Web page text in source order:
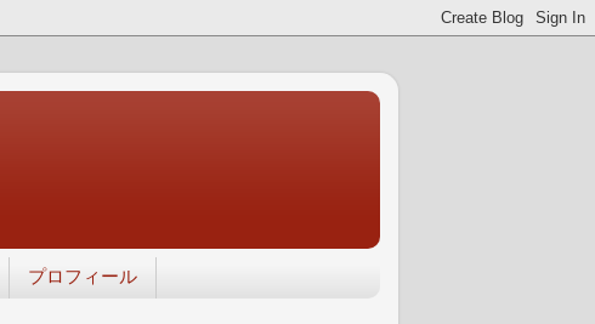
プロフィール